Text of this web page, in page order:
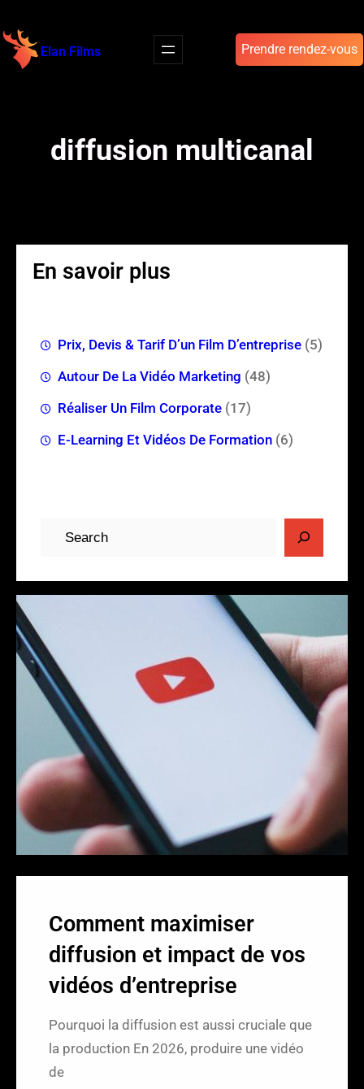
au
contenuElan Films Prendre rendez-vous
diffusion multicanal
En savoir plus
Prix, Devis & Tarif D’un Film D’entreprise (5)
Autour De La Vidéo Marketing (48)
Réaliser Un Film Corporate (17)
E-Learning Et Vidéos De Formation (6)
h
r
c
h
Comment maximiser
diffusion et impact de vos
vidéos d’entreprise
Pourquoi la diffusion est aussi cruciale que
la production En 2026, produire une vidéo
de